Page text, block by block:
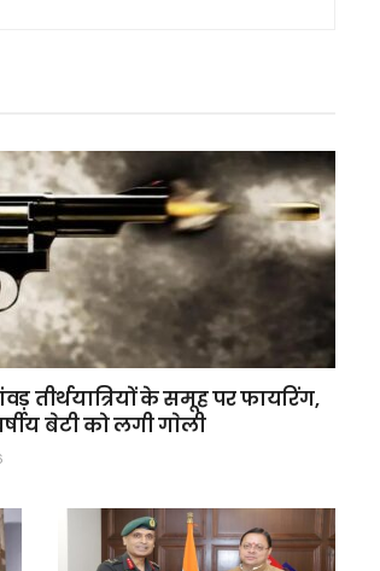
तीर्थयात्रियों के समूह पर फायरिंग,
बेटी को लगी गाेली